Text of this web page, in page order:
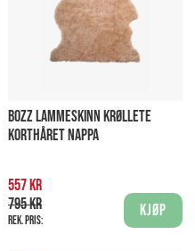
BOZZ LAMMESKINN KRØLLETE
KORTHÅRET NAPPA
557 kr
795 kr
Rek. pris:
Kjøp